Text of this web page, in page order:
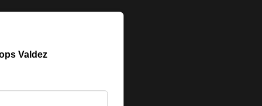
Valdez